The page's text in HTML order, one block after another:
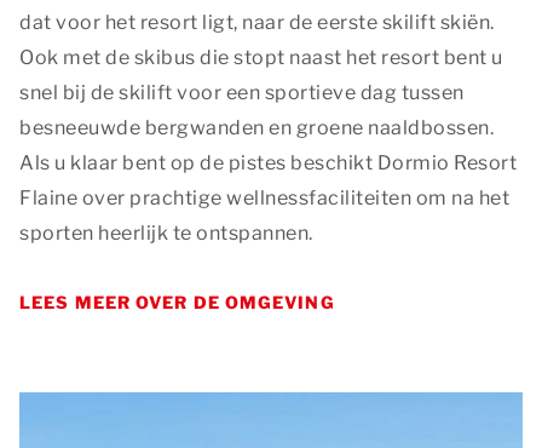
dat voor het resort ligt, naar de eerste skilift skiën.
Ook met de skibus die stopt naast het resort bent u
snel bij de skilift voor een sportieve dag tussen
besneeuwde bergwanden en groene naaldbossen.
Als u klaar bent op de pistes beschikt Dormio Resort
Flaine over prachtige wellnessfaciliteiten om na het
sporten heerlijk te ontspannen.
LEES MEER OVER DE OMGEVING
Privacy opties
Dankzij cookies hoeft u niet steeds dezelfde informatie
ook inzicht hoe u onze site bekijkt. Zo kunnen wij deze
steeds beter maken.